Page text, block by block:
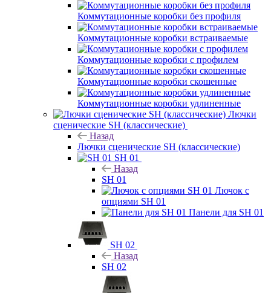
Коммутационные коробки без профиля
Коммутационные коробки встраиваемые
Коммутационные коробки с профилем
Коммутационные коробки скошенные
Коммутационные коробки удлиненные
Лючки
сценические SH (классические)
Назад
Лючки сценические SH (классические)
SH 01
Назад
SH 01
Лючок с
опциями SH 01
Панели для SH 01
SH 02
Назад
SH 02